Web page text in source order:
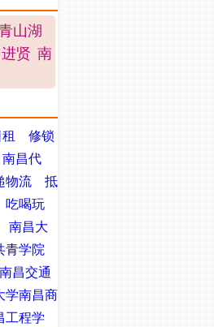
山湖
进贤 南
修锁
南昌代
物流
抵
吃喝玩
南昌大
青学院
南昌交通
学南昌商
工程学